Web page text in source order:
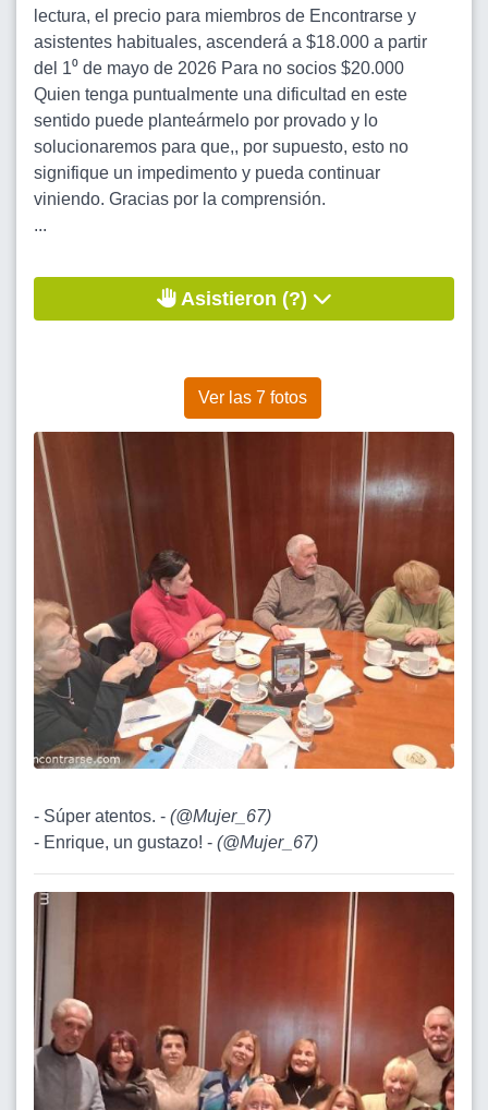
lectura, el precio para miembros de Encontrarse y
asistentes habituales, ascenderá a $18.000 a partir
del 1⁰ de mayo de 2026 Para no socios $20.000
Quien tenga puntualmente una dificultad en este
sentido puede planteármelo por provado y lo
solucionaremos para que,, por supuesto, esto no
signifique un impedimento y pueda continuar
viniendo. Gracias por la comprensión.
...
Asistieron (?)
Ver las 7 fotos
- Súper atentos. - (@Mujer_67)
- Enrique, un gustazo! - (@Mujer_67)